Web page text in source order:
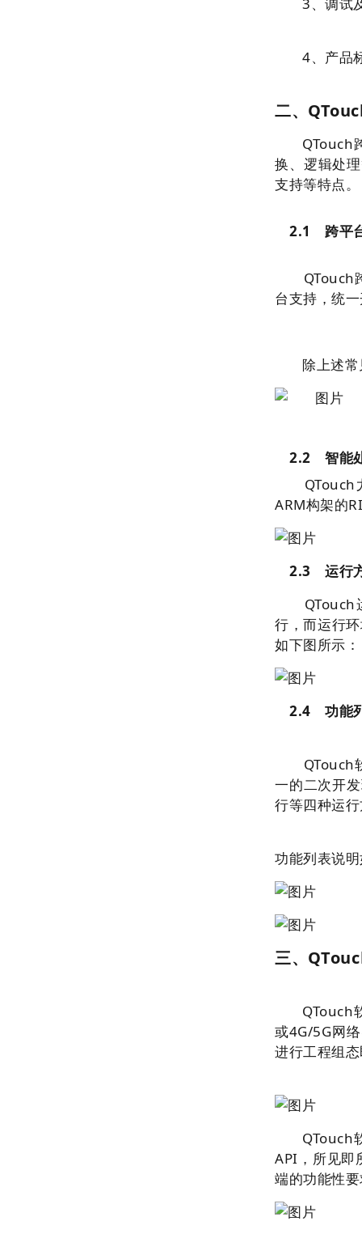
4、产品
二、
QTouch
换、逻辑处
支持等特点
2.1 跨平
QTouch跨
台支持，统
除上述
2.2 智能
QTouch尤
ARM构架的
2.3 运行
QTouch运
行，而运行
如下图所示：
2.4 功能
QTouch软
一的二次开
行等四种运
功能列表说
三、
QTouch
或4G/5G网
进行工程组
QTouch
API，所见即
端的功能性